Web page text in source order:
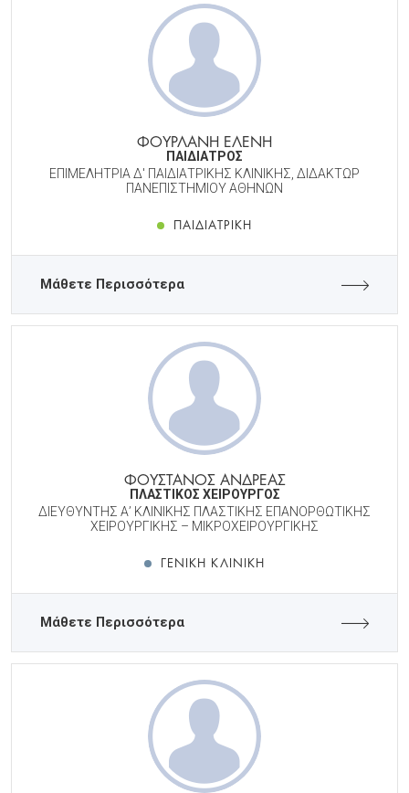
ΦΟΥΡΛΑΝΗ ΕΛΕΝΗ
ΠΑΙΔΙΑΤΡΟΣ
ΕΠΙΜΕΛΗΤΡΙΑ Δ' ΠΑΙΔΙΑΤΡΙΚΗΣ ΚΛΙΝΙΚΗΣ, ΔΙΔΑΚΤΩΡ
ΠΑΝΕΠΙΣΤΗΜΙΟΥ ΑΘΗΝΩΝ
ΠΑΙΔΙΑΤΡΙΚΉ
Μάθετε Περισσότερα
ΦΟΥΣΤΑΝΟΣ ΑΝΔΡΕΑΣ
ΠΛΑΣΤΙΚΟΣ ΧΕΙΡΟΥΡΓΟΣ
ΔΙΕΥΘΥΝΤΗΣ Α’ ΚΛΙΝΙΚΗΣ ΠΛΑΣΤΙΚΗΣ ΕΠΑΝΟΡΘΩΤΙΚΗΣ
ΧΕΙΡΟΥΡΓΙΚΗΣ – ΜΙΚΡΟΧΕΙΡΟΥΡΓΙΚΗΣ
ΓΕΝΙΚΉ ΚΛΙΝΙΚΉ
Μάθετε Περισσότερα